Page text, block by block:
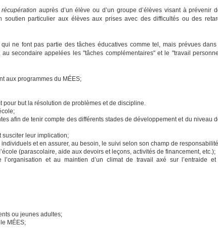
auprès d’un élève ou d’un groupe d’élèves visant à prévenir
particulier aux élèves aux prises avec des difficultés ou des
ne font pas partie des tâches éducatives comme tel, mais prévues dans
secondaire appelées les "tâches complémentaires" et le "travail
aux programmes du MÉES;
but la résolution de problèmes et de discipline.
afin de tenir compte des différents stades de développement et du niveau
susciter leur implication;
et en assurer, au besoin, le suivi selon son champ de
(parascolaire, aide aux devoirs et leçons, activités de financement, etc.);
et au maintien d’un climat de travail axé sur l’entraide et
ou jeunes adultes;
MÉES;